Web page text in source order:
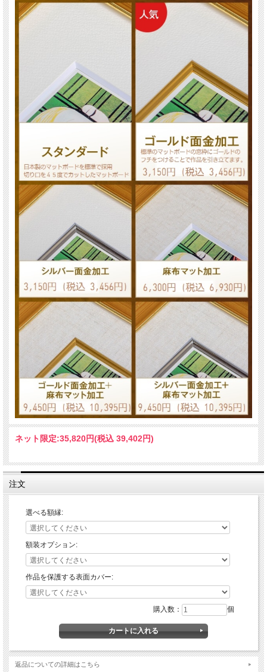
ネット限定:35,820円(税込 39,402円)
注文
選べる額縁:
額装オプション:
作品を保護する表面カバー:
購入数： 個
返品についての詳細はこちら